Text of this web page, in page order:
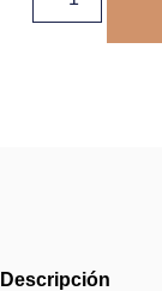
Descripción